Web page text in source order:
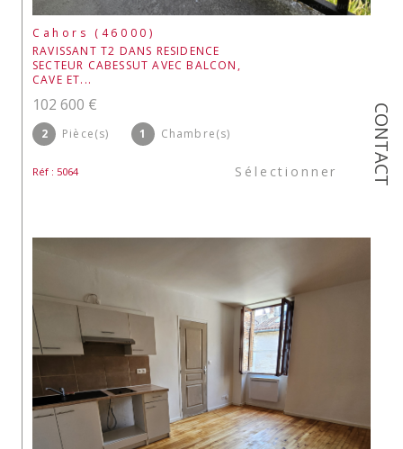
CONTACT
Cahors (46000)
RAVISSANT T2 DANS RESIDENCE
SECTEUR CABESSUT AVEC BALCON,
CAVE ET...
102 600 €
2 Pièce(s) 1 Chambre(s)
Réf : 5064 Sélectionner